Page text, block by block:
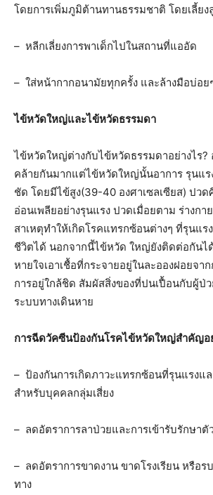
โดยการเพิ่มภูมิต้านทานธรรมชาติ โดยเลี้ย
– หลีกเลี่ยงการพาเด็กไปในสถานที่แออัด
– ใส่หน้ากากอนามัยทุกครั้ง และล้างมือบ่อย
ไข้หวัดใหญ่และไข้หวัดธรรมดา
ไข้หวัดใหญ่ต่างกับไข้หวัดธรรมดาอย่างไร?
คล้ายกันมากแต่ไข้หวัดใหญ่นั้นอาการ รุนแร
ชัด โดยมีไข้สูง(39-40 องศาเซลเซียส) ปวด
อ่อนเพลียอย่างรุนแรง ปวดเมื่อยตาม ร่างกา
สาเหตุทำให้เกิดโรคแทรกซ้อนต่างๆ ที่รุนแร
ชีวิตได้ นอกจากนี้ไข้หวัด ใหญ่ยังติดต่อกันไ
หายใจเอาเชื้อที่กระจายอยู่ในละอองฝอยจา
การอยู่ใกล้ชิด สัมผัสสิ่งของที่ปนเปื้อนกับผู้ป่ว
ระบบทางเดินหาย
การฉีดวัคซีนป้องกันโรคไข้หวัดใหญ่สำคัญอ
– ป้องกันการเกิดภาวะแทรกซ้อนที่รุนแรงแล
สำหรับบุคคลกลุ่มเสี่ยง
– ลดอัตราการลาป่วยและการเข้ารับรักษาตั
– ลดอัตราการขาดงาน ขาดโรงเรียน หรือร
ทาง